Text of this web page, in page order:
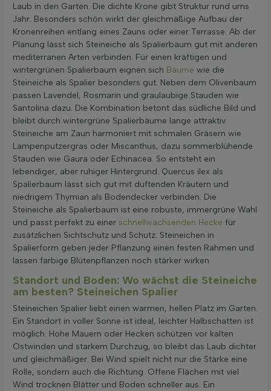
Laub in den Garten. Die dichte Krone gibt Struktur rund ums
Jahr. Besonders schön wirkt der gleichmäßige Aufbau der
Kronenreihen entlang eines Zauns oder einer Terrasse. Ab der
Planung lässt sich Steineiche als Spalierbaum gut mit anderen
mediterranen Arten verbinden. Für einen kräftigen und
wintergrünen Spalierbaum eignen sich Bäume wie die
Steineiche als Spalier besonders gut. Neben dem Olivenbaum
passen Lavendel, Rosmarin und graulaubige Stauden wie
Santolina dazu. Die Kombination betont das südliche Bild und
bleibt durch wintergrüne Spalierbäume lange attraktiv.
Steineiche am Zaun harmoniert mit schmalen Gräsern wie
Lampenputzergras oder Miscanthus, dazu sommerblühende
Stauden wie Gaura oder Echinacea. So entsteht ein
lebendiger, aber ruhiger Hintergrund. Quercus ilex als
Spalierbaum lässt sich gut mit duftenden Kräutern und
niedrigem Thymian als Bodendecker verbinden. Die
Steineiche als Spalierbaum ist eine robuste, immergrüne Wahl
und passt perfekt zu einer schnellwachsenden Hecke für
zusätzlichen Sichtschutz und Schutz. Steineichen in
Spalierform geben jeder Pflanzung einen festen Rahmen und
lassen farbige Blütenpflanzen noch stärker wirken.
Standort und Boden: Wo wächst die Steineiche
am besten? Steineichen Spalier
Steineichen Spalier liebt einen warmen, hellen Platz im Garten.
Ein Standort in voller Sonne ist ideal, leichter Halbschatten ist
möglich. Hohe Mauern oder Hecken schützen vor kalten
Ostwinden und starkem Durchzug, so bleibt das Laub dichter
und gleichmäßiger. Bei Wind spielt nicht nur die Stärke eine
Rolle, sondern auch die Richtung. Offene Flächen mit viel
Wind trocknen Blätter und Boden schneller aus. Ein